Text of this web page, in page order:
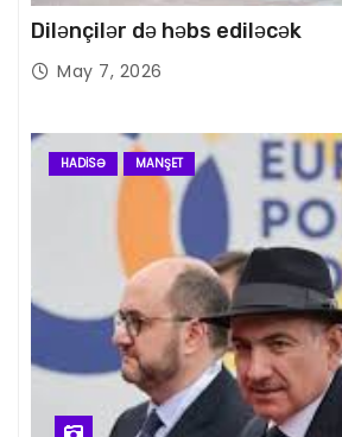
Dilənçilər də həbs ediləcək
May 7, 2026
HADISƏ MANŞET